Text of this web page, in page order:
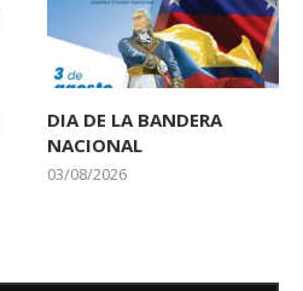
DIA DE LA BANDERA
NACIONAL
03/08/2026